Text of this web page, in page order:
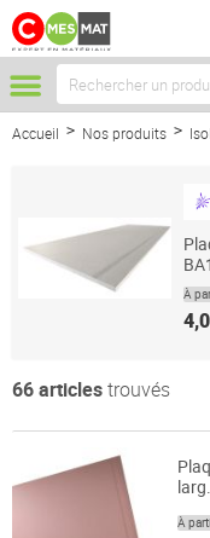
Accueil Nos produits
À
66articlestrouvés
À